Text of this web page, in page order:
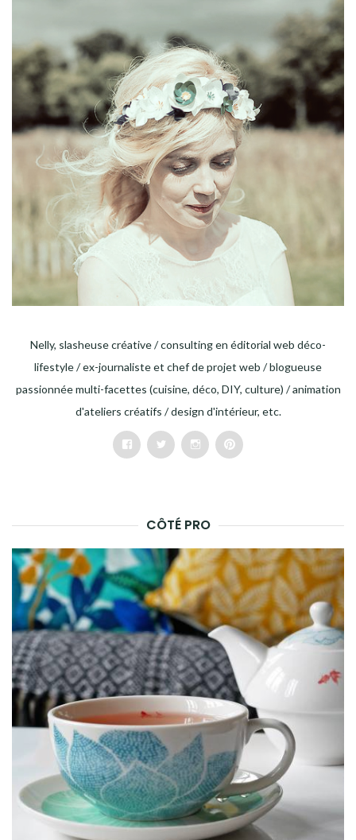
Nelly, slasheuse créative / consulting en éditorial web déco-
lifestyle / ex-journaliste et chef de projet web / blogueuse
passionnée multi-facettes (cuisine, déco, DIY, culture) / animation
d'ateliers créatifs / design d'intérieur, etc.
FacebookTwitterInstagramPinterest
CÔTÉ PRO